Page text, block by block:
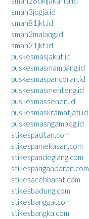
sman3jogja.id
sman81jkt.id
sman2malang.id
sman21jkt.id
puskesmasjakut.id
puskesmasmampang.id
puskesmaspancoran.id
puskesmasmenteng.id
puskesmassenen.id
puskesmaskramatjati.id
puskesmasngambeg.id
stikespacitan.com
stikespamekasan.com
stikespandeglang.com
stikespangandaran.com
stikesacehbarat.com
stikesbadung.com
stikesbanggai.com
stikesbangka.com